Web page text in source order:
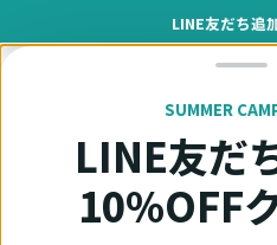
LINE友だち追
SUMMER
LINE友だ
10%OFF
オットキャスト
会社概要
OTTOCAST正規販売代理店 AZGATE